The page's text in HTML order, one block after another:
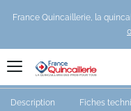
France Quincaillerie, la
Description Fiches